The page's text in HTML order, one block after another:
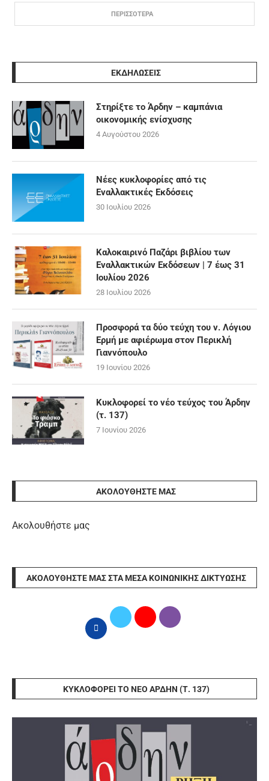
ΠΕΡΙΣΣΟΤΕΡΑ
ΕΚΔΗΛΩΣΕΙΣ
Στηρίξτε το Άρδην – καμπάνια
οικονομικής ενίσχυσης
4 Αυγούστου 2026
Νέες κυκλοφορίες από τις
Εναλλακτικές Εκδόσεις
30 Ιουλίου 2026
Καλοκαιρινό Παζάρι βιβλίου των
Εναλλακτικών Εκδόσεων | 7 έως 31
Ιουλίου 2026
28 Ιουλίου 2026
Προσφορά τα δύο τεύχη του ν. Λόγιου
Ερμή με αφιέρωμα στον Περικλή
Γιαννόπουλο
19 Ιουνίου 2026
Κυκλοφορεί το νέο τεύχος του Άρδην
(τ. 137)
7 Ιουνίου 2026
ΑΚΟΛΟΥΘΉΣΤΕ ΜΑΣ
Ακολουθήστε μας
ΑΚΟΛΟΥΘΉΣΤΕ ΜΑΣ ΣΤΑ ΜΈΣΑ ΚΟΙΝΩΝΙΚΉΣ ΔΙΚΤΎΩΣΗΣ
ΚΥΚΛΟΦΟΡΕΊ ΤΟ ΝΈΟ ΆΡΔΗΝ (Τ. 137)